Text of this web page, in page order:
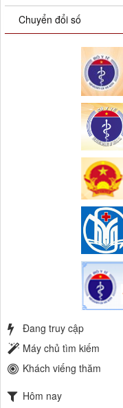
Chuyển đổi số
Đang truy cập
Máy chủ tìm kiếm
Khách viếng thăm
Hôm nay